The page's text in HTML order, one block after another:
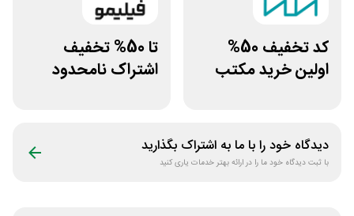
کد تخفیف 50%
اولین خرید مکتب
تا 50% تخفیف
اشتراک نامحدود
دیدگاه خود را با ما به اشتراک بگذارید
با ثبت دیدگاه خود ما را در ارائه بهتر خدمات یاری کنید